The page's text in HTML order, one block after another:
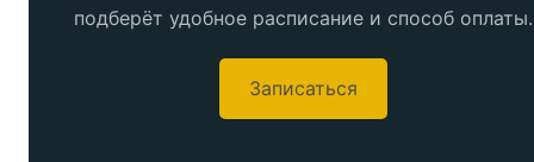
подберёт удобное расписание и способ оплаты.
Записаться